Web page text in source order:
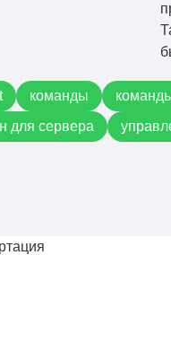
команды
для сервера